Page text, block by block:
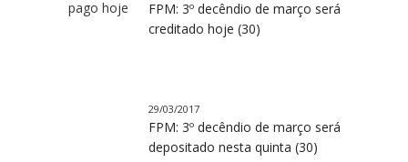
FPM: 3º decêndio de março será
creditado hoje (30)
29/03/2017
FPM: 3º decêndio de março será
depositado nesta quinta (30)